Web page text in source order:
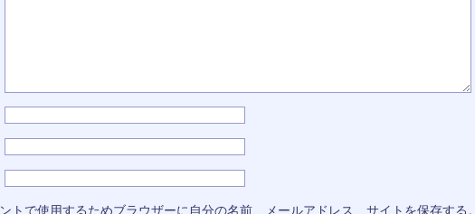
トで使用するためブラウザーに自分の名前、メールアドレス、サイトを保存する。